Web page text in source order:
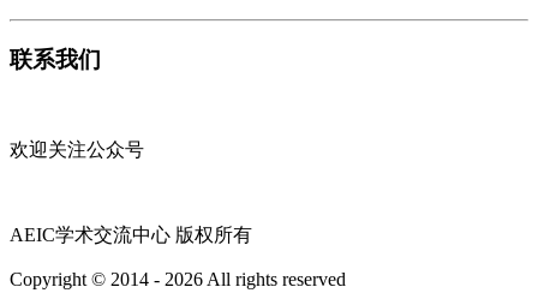
联系我们
欢迎关注公众号
AEIC学术交流中心 版权所有
Copyright © 2014 - 2026 All rights reserved